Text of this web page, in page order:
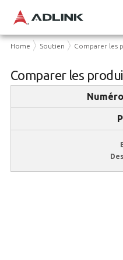
Home Soutien Comparer les
Comparer les